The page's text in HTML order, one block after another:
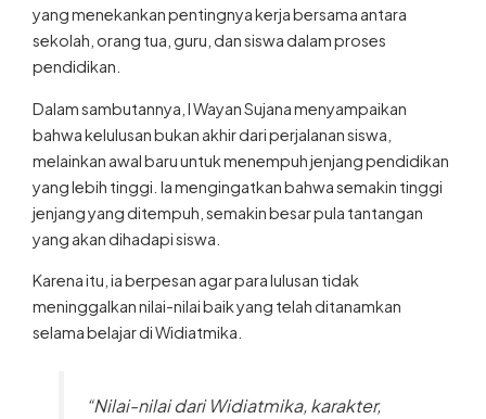
yang menekankan pentingnya kerja bersama antara
sekolah, orang tua, guru, dan siswa dalam proses
pendidikan.
Dalam sambutannya, I Wayan Sujana menyampaikan
bahwa kelulusan bukan akhir dari perjalanan siswa,
melainkan awal baru untuk menempuh jenjang pendidikan
yang lebih tinggi. Ia mengingatkan bahwa semakin tinggi
jenjang yang ditempuh, semakin besar pula tantangan
yang akan dihadapi siswa.
Karena itu, ia berpesan agar para lulusan tidak
meninggalkan nilai-nilai baik yang telah ditanamkan
selama belajar di Widiatmika.
“Nilai-nilai dari Widiatmika, karakter,